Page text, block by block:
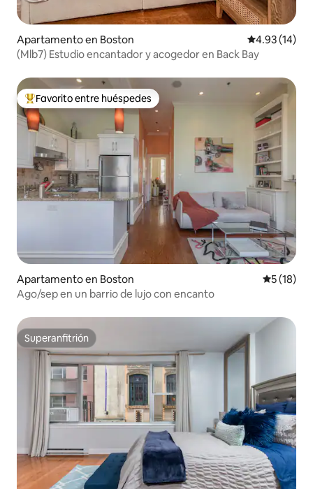
Apartamento en Boston Calificación
4.93 (14)
(Mlb7) Estudio encantador y acogedor en Back Bay
Favorito entre huéspedes preferido
Favorito entre huéspedes
Apartamento en Boston
5 (18)
Ago/sep en un barrio de lujo con encanto
Superanfitrión
Superanfitrión